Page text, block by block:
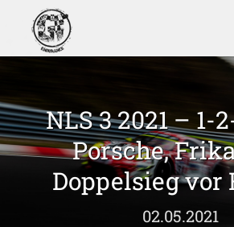
NLS 3 2021 – 1-
Porsche,
Doppelsieg vor
02.05.2021
Sie befinden sich